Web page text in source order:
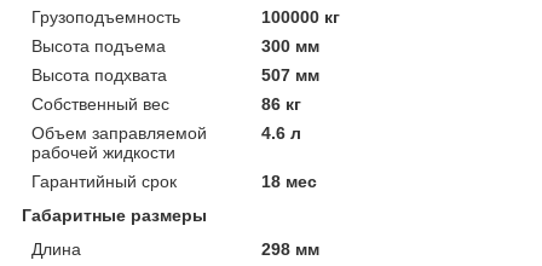
Грузоподъемность
100000 кг
Высота подъема
300 мм
Высота подхвата
507 мм
Собственный вес
86 кг
Объем заправляемой
рабочей жидкости
4.6 л
Гарантийный срок
18 мес
Габаритные размеры
Длина
298 мм